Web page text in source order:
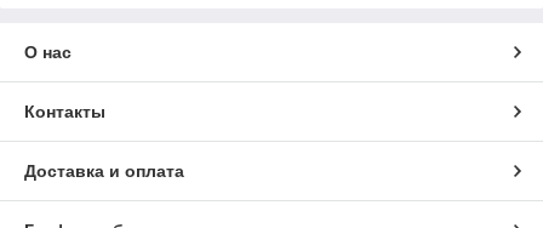
О нас
Контакты
Доставка и оплата